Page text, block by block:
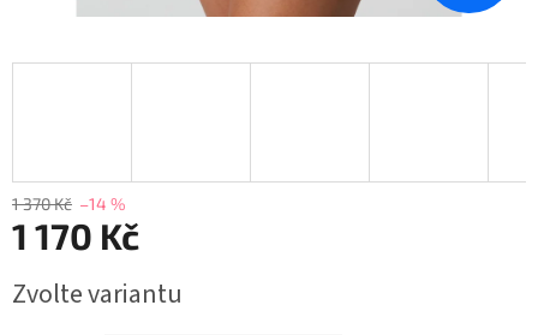
1 370 Kč –14 %
1 170 Kč
cena:
Zvolte variantu